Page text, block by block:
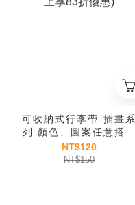
可收納式行李帶-插畫系
列 顏色、圖案任意搭配
(2件以上享83折優惠)
NT$120
NT$150